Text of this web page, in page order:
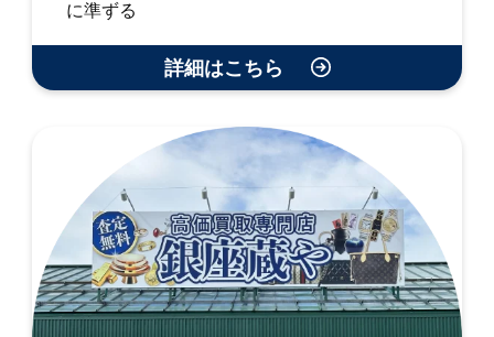
に準ずる
詳細はこちら